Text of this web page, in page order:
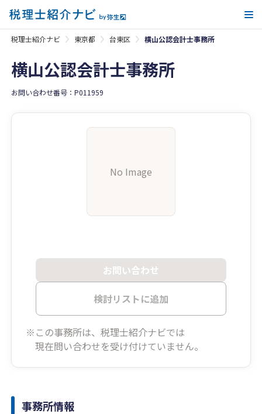
税理士紹介ナビ 東京都 台東区 横山公認会計士事務所
横山公認会計士事務所
お問い合わせ番号：P011959
No Image
お問い合わせ
検討リストに追加
※この事務所は、税理士紹介ナビでは
現在問い合わせを受け付けていません。
事務所情報